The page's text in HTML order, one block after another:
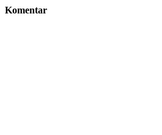
Komentar